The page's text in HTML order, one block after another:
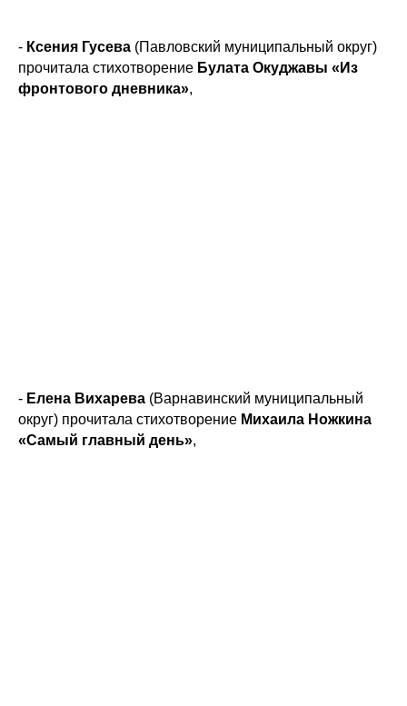
- Ксения Гусева (Павловский муниципальный округ)
прочитала стихотворение Булата Окуджавы «Из
фронтового дневника»,
- Елена Вихарева (Варнавинский муниципальный
округ) прочитала стихотворение Михаила Ножкина
«Самый главный день»,